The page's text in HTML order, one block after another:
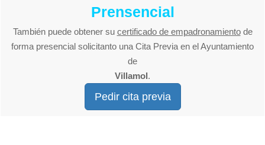
Prensencial
También puede obtener su certificado de empadronamientode
forma presencial solicitanto una Cita Previa en el Ayuntamiento
de
Villamol.
Pedir cita previa